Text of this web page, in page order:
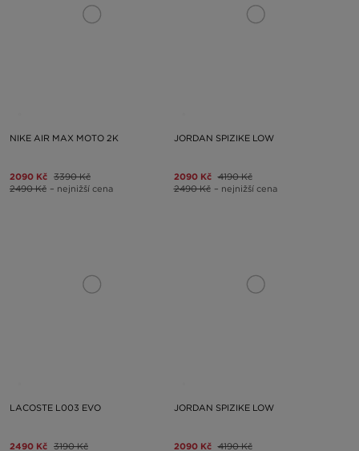
NIKE AIR MAX MOTO 2K
2090 Kč 3390 Kč
2490 Kč – nejnižší cena
JORDAN SPIZIKE LOW
2090 Kč 4190 Kč
2490 Kč – nejnižší cena
LACOSTE L003 EVO
2490 Kč 3190 Kč
JORDAN SPIZIKE LOW
2090 Kč 4190 Kč